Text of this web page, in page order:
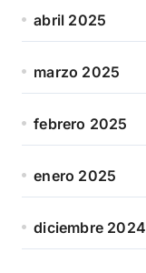
abril 2025
marzo 2025
febrero 2025
enero 2025
diciembre 2024